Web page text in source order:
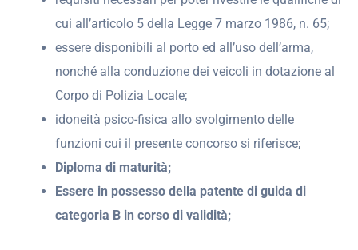
cui all’articolo 5 della Legge 7 marzo 1986, n. 65;
essere disponibili al porto ed all’uso dell’arma,
nonché alla conduzione dei veicoli in dotazione al
Corpo di Polizia Locale;
idoneità psico-fisica allo svolgimento delle
funzioni cui il presente concorso si riferisce;
Diploma di maturità;
Essere in possesso della patente di guida di
categoria B in corso di validità;